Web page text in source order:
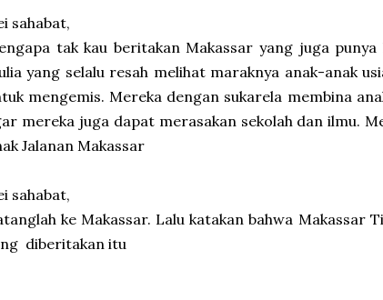
sahabat,
tak kau beritakan Makassar yang juga
yang selalu resah melihat maraknya anak-anak
mengemis. Mereka dengan sukarela membina
mereka juga dapat merasakan sekolah dan ilmu.
Jalanan Makassar
sahabat,
ke Makassar. Lalu katakan bahwa Makassar
diberitakan itu